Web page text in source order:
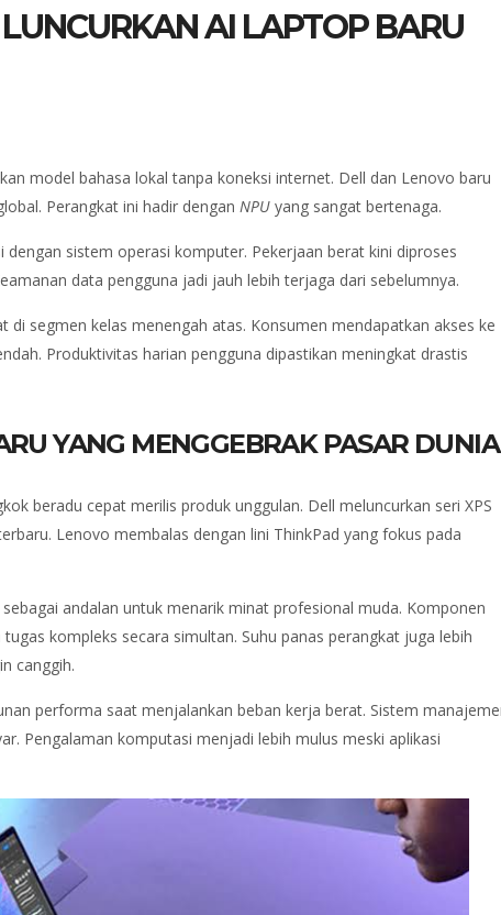
AI LAPTOP BARU
model bahasa lokal tanpa koneksi internet. Dell dan Lenovo baru
Perangkat ini hadir dengan NPU yang sangat bertenaga.
sistem operasi komputer. Pekerjaan berat kini diproses
data pengguna jadi jauh lebih terjaga dari sebelumnya.
di segmen kelas menengah atas. Konsumen mendapatkan akses ke
Produktivitas harian pengguna dipastikan meningkat drastis
YANG MENGGEBRAK PASAR DUNIA
beradu cepat merilis produk unggulan. Dell meluncurkan seri XPS
Lenovo membalas dengan lini ThinkPad yang fokus pada
sebagai andalan untuk menarik minat profesional muda. Komponen
kompleks secara simultan. Suhu panas perangkat juga lebih
canggih.
performa saat menjalankan beban kerja berat. Sistem
Pengalaman komputasi menjadi lebih mulus meski aplikasi